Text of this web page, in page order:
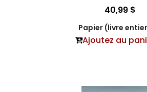
40,99 $
Papier (livre
Ajoutez au